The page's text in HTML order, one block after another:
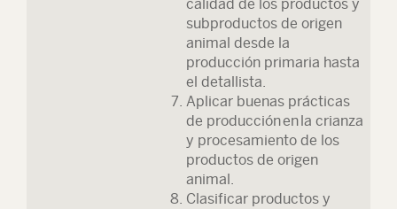
calidad de los productos y
subproductos de origen
animal desde la
producción primaria hasta
el detallista.
Aplicar buenas prácticas
de producción en la crianza
y procesamiento de los
productos de origen
animal.
Clasificar productos y